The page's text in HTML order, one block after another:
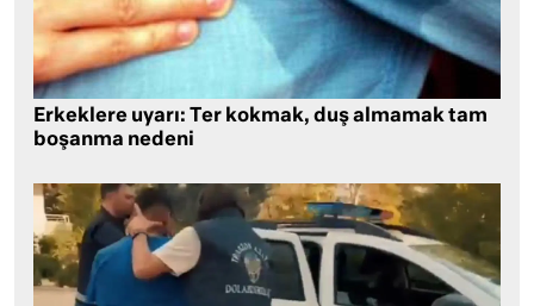
Erkeklere uyarı: Ter kokmak, duş almamak tam
boşanma nedeni